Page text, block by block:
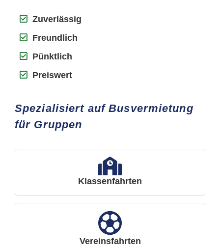
Zuverlässig
Freundlich
Pünktlich
Preiswert
Spezialisiert auf Busvermietung
für Gruppen
Klassenfahrten
Vereinsfahrten